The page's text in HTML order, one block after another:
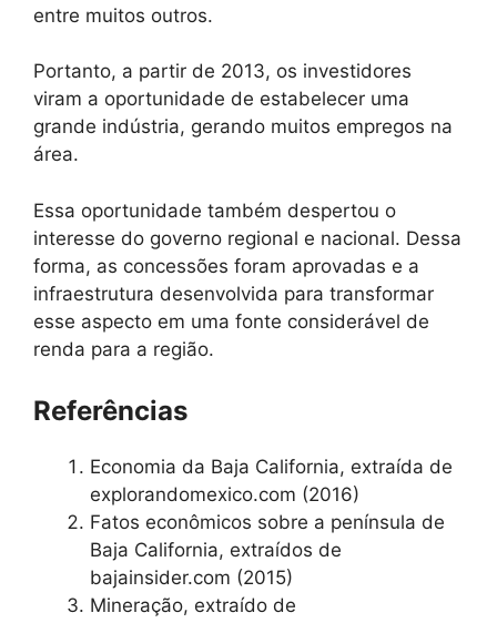
entre muitos outros.
Portanto, a partir de 2013, os investidores
viram a oportunidade de estabelecer uma
grande indústria, gerando muitos empregos na
área.
Essa oportunidade também despertou o
interesse do governo regional e nacional. Dessa
forma, as concessões foram aprovadas e a
infraestrutura desenvolvida para transformar
esse aspecto em uma fonte considerável de
renda para a região.
Referências
Economia da Baja California, extraída de
explorandomexico.com (2016)
Fatos econômicos sobre a península de
Baja California, extraídos de
bajainsider.com (2015)
Mineração, extraído de